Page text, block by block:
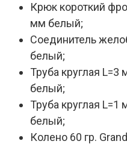
Крюк короткий
мм белый;
Соединитель
белый;
Труба круглая
белый;
Труба круглая
белый;
Колено 60 гр.